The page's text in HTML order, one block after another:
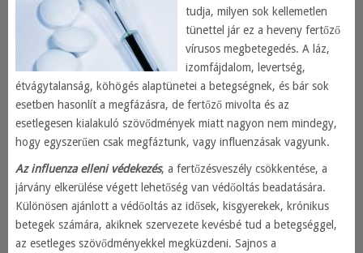
tudja, milyen sok kellemetlen
tünettel jár ez a heveny fertőző
vírusos megbetegedés. A láz,
izomfájdalom, levertség,
étvágytalanság, köhögés alaptünetei a betegségnek, és bár sok
esetben hasonlít a megfázásra, de fertőző mivolta és az
esetlegesen kialakuló szövődmények miatt nagyon nem mindegy,
hogy egyszerűen csak megfáztunk, vagy influenzásak vagyunk.
Az influenza elleni védekezés, a fertőzésveszély csökkentése, a
járvány elkerülése végett lehetőség van védőoltás beadatására.
Különösen ajánlott a védőoltás az idősek, kisgyerekek, krónikus
betegek számára, akiknek szervezete kevésbé tud a betegséggel,
az esetleges szövődményekkel megküzdeni. Sajnos a